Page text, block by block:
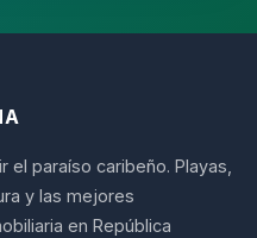
paraíso caribeño. Playas,
y las mejores
en República